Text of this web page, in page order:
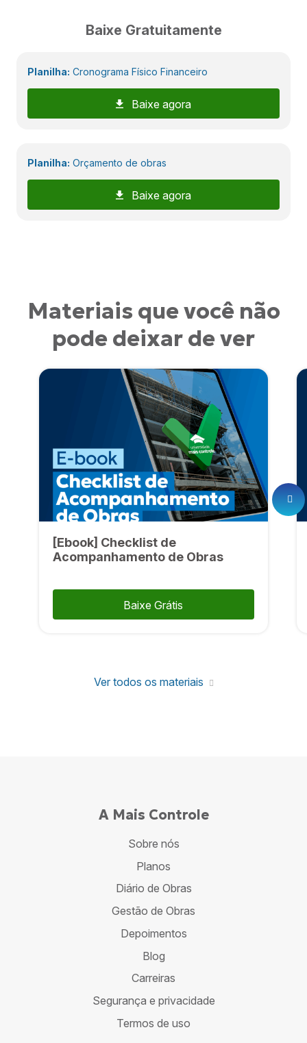
Baixe Gratuitamente
Planilha: Cronograma Físico Financeiro
Baixe agora
Planilha: Orçamento de obras
Baixe agora
Materiais que você não
pode deixar de ver
[Ebook] Checklist de
Acompanhamento de Obras
Baixe Grátis
Ver todos os materiais
A Mais Controle
Sobre nós
Planos
Diário de Obras
Gestão de Obras
Depoimentos
Blog
Carreiras
Segurança e privacidade
Termos de uso